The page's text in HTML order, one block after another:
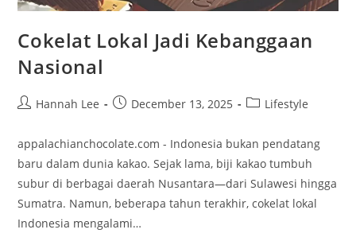
Cokelat Lokal Jadi Kebanggaan
Nasional
PostHannah Lee
PostDecember 13, 2025
PostLifestyle
appalachianchocolate.com - Indonesia bukan pendatang
baru dalam dunia kakao. Sejak lama, biji kakao tumbuh
subur di berbagai daerah Nusantara—dari Sulawesi hingga
Sumatra. Namun, beberapa tahun terakhir, cokelat lokal
Indonesia mengalami…